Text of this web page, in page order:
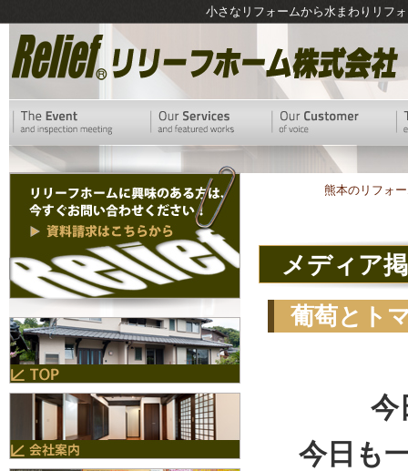
小さなリフォームから水まわりリフ
熊本のリフォ
メディア
葡萄とト
今
今日も